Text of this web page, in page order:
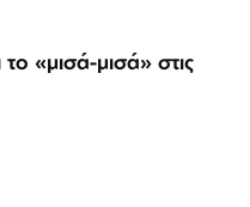
«μισά-μισά» στις